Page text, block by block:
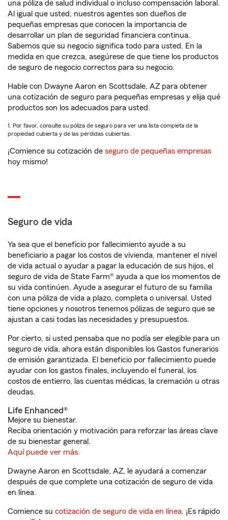
una póliza de salud individual o incluso compensación laboral.
Al igual que usted, nuestros agentes son dueños de
pequeñas empresas que conocen la importancia de
desarrollar un plan de seguridad financiera continua.
Sabemos que su negocio significa todo para usted. En la
medida en que crezca, asegúrese de que tiene los productos
de seguro de negocio correctos para su negocio.
Hable con Dwayne Aaron en Scottsdale, AZ para obtener
una cotización de seguro para pequeñas empresas y elija qué
productos son los adecuados para usted.
1. Por favor, consulte su póliza de seguro para ver una lista completa de la
propiedad cubierta y de las pérdidas cubiertas.
¡Comience su cotización de seguro de pequeñas empresas
hoy mismo!
Seguro de vida
Ya sea que el beneficio por fallecimiento ayude a su
beneficiario a pagar los costos de vivienda, mantener el nivel
de vida actual o ayudar a pagar la educación de sus hijos, el
seguro de vida de State Farm® ayuda a que los momentos de
su vida continúen. Ayude a asegurar el futuro de su familia
con una póliza de vida a plazo, completa o universal. Usted
tiene opciones y nosotros tenemos pólizas de seguro que se
ajustan a casi todas las necesidades y presupuestos.
Por cierto, si usted pensaba que no podía ser elegible para un
seguro de vida, ahora están disponibles los Gastos funerarios
de emisión garantizada. El beneficio por fallecimiento puede
ayudar con los gastos finales, incluyendo el funeral, los
costos de entierro, las cuentas médicas, la cremación u otras
deudas.
Life Enhanced®
Mejore su bienestar.
Reciba orientación y motivación para reforzar las áreas clave
de su bienestar general.
Aquí puede ver más.
Dwayne Aaron en Scottsdale, AZ, le ayudará a comenzar
después de que complete una cotización de seguro de vida
en línea.
Comience su cotización de seguro de vida en línea. ¡Es rápido